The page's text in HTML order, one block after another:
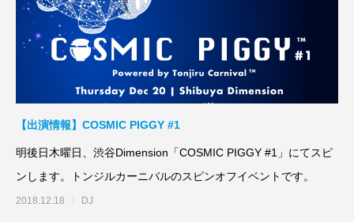
【出演情報】COSMIC PIGGY #1
明後日木曜日、渋谷Dimension「COSMIC PIGGY #1」にてスピ
ンします。トンジルカーニバルのスピンオフイベントです。
2018.12.18 DJ